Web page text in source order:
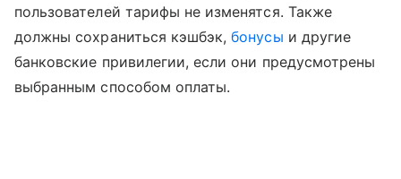
пользователей тарифы не изменятся. Также
должны сохраниться кэшбэк,бонусы и другие
банковские привилегии, если они предусмотрены
выбранным способом оплаты.